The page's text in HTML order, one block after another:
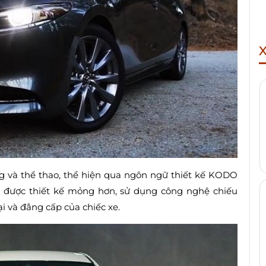
và thể thao, thể hiện qua ngôn ngữ thiết kế KODO
thiết kế mỏng hơn, sử dụng công nghệ chiếu
và đẳng cấp của chiếc xe.